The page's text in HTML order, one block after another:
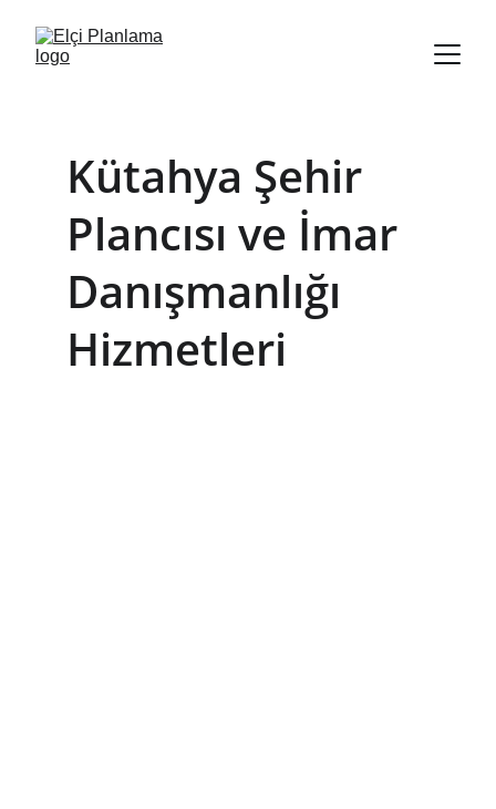
Kütahya Şehir
Plancısı ve İmar
Danışmanlığı
Hizmetleri